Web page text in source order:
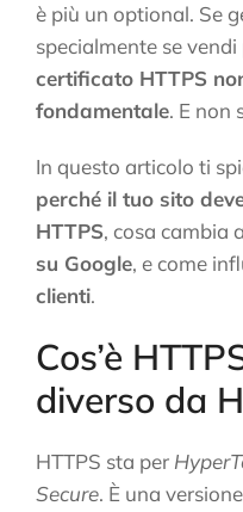
è più un optional. Se
specialmente se
certificato HTTPS
fondamentale. E non
In questo articolo ti
perché il tuo sito
HTTPS, cosa cambia
su Google, e come
clienti.
Cos’è
diverso da
HTTPS sta per
Secure. È una